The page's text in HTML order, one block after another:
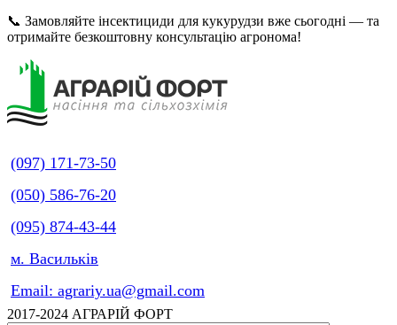
📞 Замовляйте інсектициди для кукурудзи вже сьогодні — та
отримайте безкоштовну консультацію агронома!
(097) 171-73-50
(050) 586-76-20
(095) 874-43-44
м. Васильків
Email: agrariy.ua@gmail.com
2017-2024 АГРАРІЙ ФОРТ